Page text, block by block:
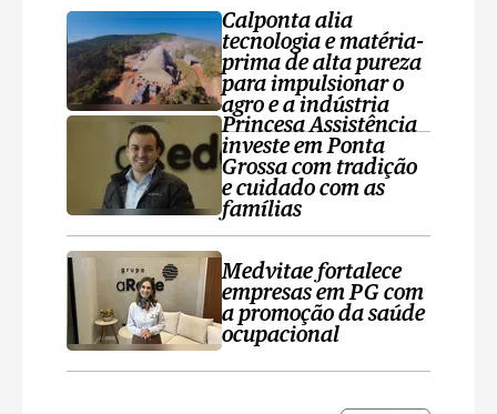
Calponta alia
tecnologia e matéria-
prima de alta pureza
para impulsionar o
agro e a indústria
Princesa Assistência
investe em Ponta
Grossa com tradição
e cuidado com as
famílias
Medvitae fortalece
empresas em PG com
a promoção da saúde
ocupacional